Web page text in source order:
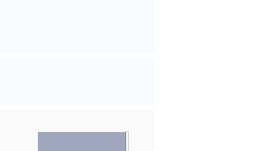
Volume